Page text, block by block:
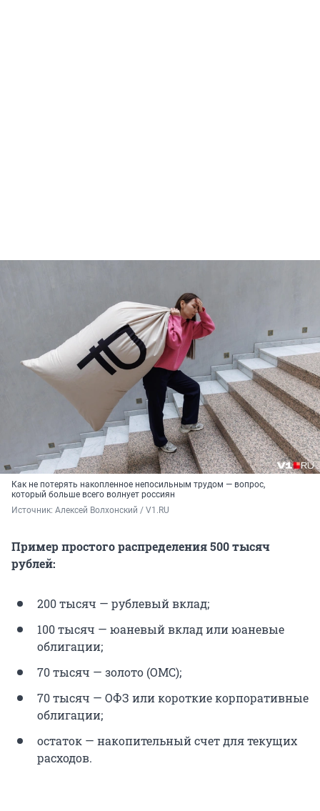
Как не потерять накопленное непосильным трудом — вопрос,
который больше всего волнует россиян
Источник: Алексей Волхонский / V1.RU
Пример простого распределения 500 тысяч
рублей:
200 тысяч — рублевый вклад;
100 тысяч — юаневый вклад или юаневые
облигации;
70 тысяч — золото (ОМС);
70 тысяч — ОФЗ или короткие корпоративные
облигации;
остаток — накопительный счет для текущих
расходов.